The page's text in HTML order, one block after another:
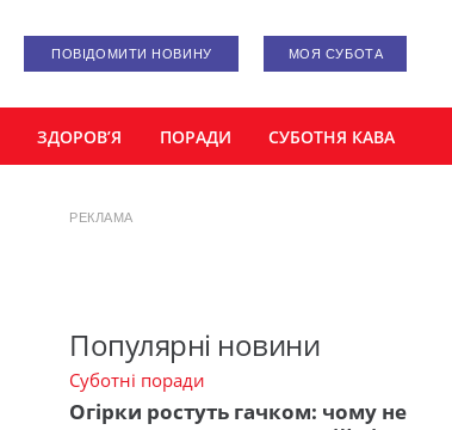
ПОВІДОМИТИ НОВИНУ МОЯ СУБОТА
ЗДОРОВ’Я ПОРАДИ СУБОТНЯ КАВА
РЕКЛАМА
Популярні новини
Суботні поради
Огірки ростуть гачком: чому не